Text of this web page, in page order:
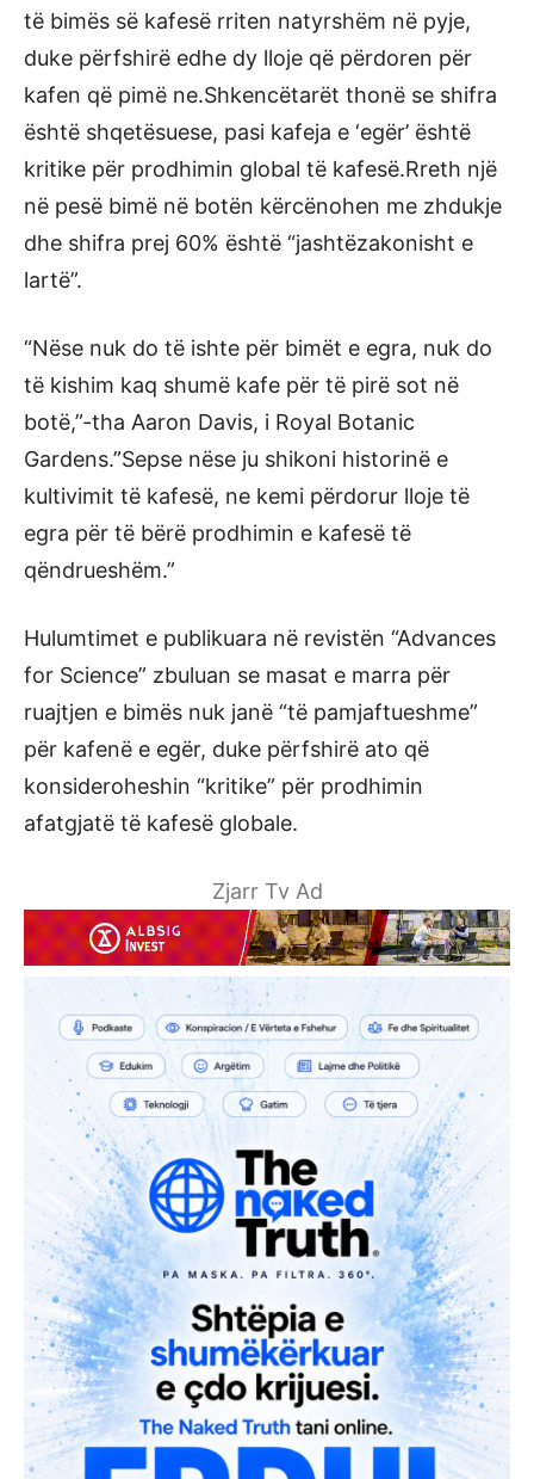
të bimës së kafesë rriten natyrshëm në pyje,
duke përfshirë edhe dy lloje që përdoren për
kafen që pimë ne.Shkencëtarët thonë se shifra
është shqetësuese, pasi kafeja e ‘egër’ është
kritike për prodhimin global të kafesë.Rreth një
në pesë bimë në botën kërcënohen me zhdukje
dhe shifra prej 60% është “jashtëzakonisht e
lartë”.
“Nëse nuk do të ishte për bimët e egra, nuk do
të kishim kaq shumë kafe për të pirë sot në
botë,”-tha Aaron Davis, i Royal Botanic
Gardens.”Sepse nëse ju shikoni historinë e
kultivimit të kafesë, ne kemi përdorur lloje të
egra për të bërë prodhimin e kafesë të
qëndrueshëm.”
Hulumtimet e publikuara në revistën “Advances
for Science” zbuluan se masat e marra për
ruajtjen e bimës nuk janë “të pamjaftueshme”
për kafenë e egër, duke përfshirë ato që
konsideroheshin “kritike” për prodhimin
afatgjatë të kafesë globale.
Zjarr Tv Ad